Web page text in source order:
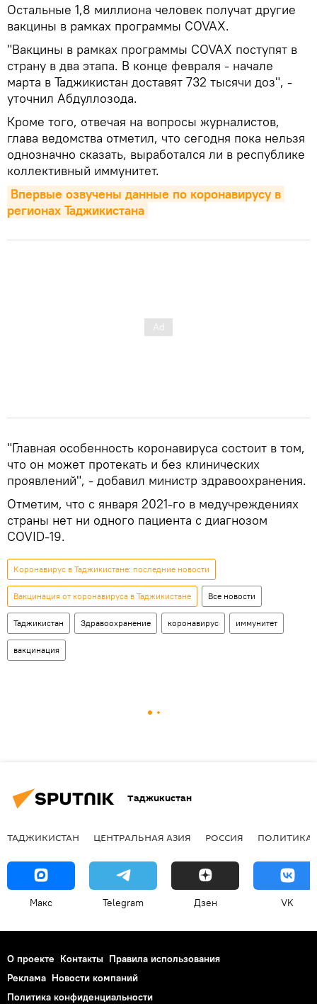
Остальные 1,8 миллиона человек получат другие
вакцины в рамках программы COVAX.
"Вакцины в рамках программы COVAX поступят в
страну в два этапа. В конце февраля - начале
марта в Таджикистан доставят 732 тысячи доз", -
уточнил Абдуллозода.
Кроме того, отвечая на вопросы журналистов,
глава ведомства отметил, что сегодня пока нельзя
однозначно сказать, выработался ли в республике
коллективный иммунитет.
Впервые озвучены данные по коронавирусу в
регионах Таджикистана
"Главная особенность коронавируса состоит в том,
что он может протекать и без клинических
проявлений", - добавил министр здравоохранения.
Отметим, что с января 2021-го в медучреждениях
страны нет ни одного пациента с диагнозом
COVID-19.
Коронавирус в Таджикистане: последние новости
Вакцинация от коронавируса в Таджикистане Все новости
Таджикистан Здравоохранение коронавирус иммунитет
вакцинация
Таджикистан
ТАДЖИКИСТАН ЦЕНТРАЛЬНАЯ АЗИЯ РОССИЯ ПОЛИТИКА
Макс Telegram Дзен VK
О проекте Контакты Правила использования
Реклама Новости компаний
Политика конфиденциальности